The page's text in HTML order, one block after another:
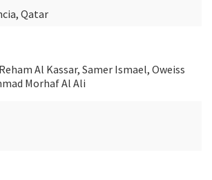
Qatar
Al Kassar, Samer Ismael, Oweiss
Morhaf Al Ali